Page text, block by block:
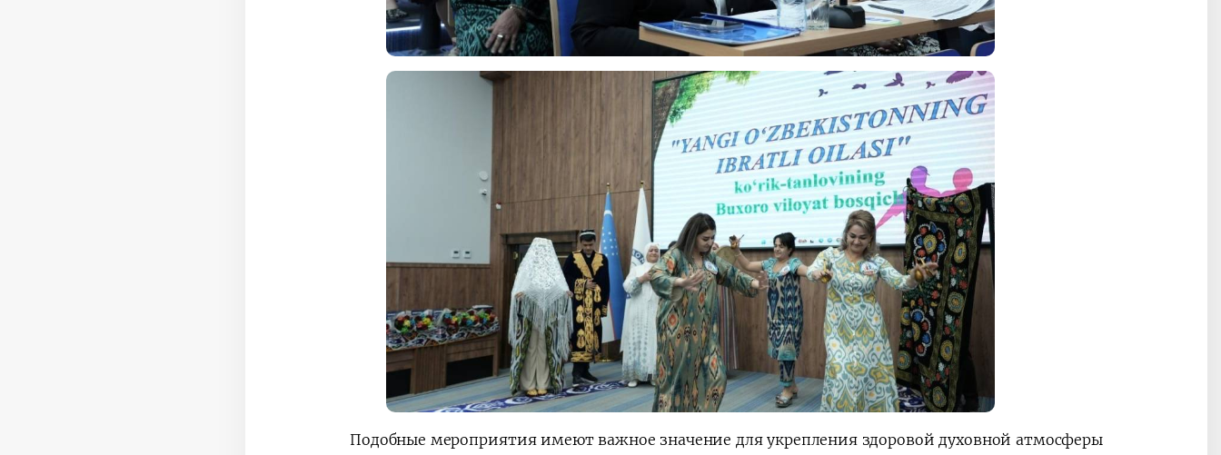
Подобные мероприятия имеют важное значение для укрепления здоровой духовной атмосферы